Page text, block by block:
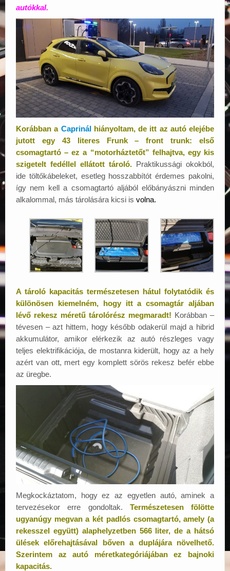
autókkal.
Korábban a Caprinál hiányoltam, de itt az autó elejébe
jutott egy 43 literes Frunk – front trunk: első
csomagtartó – ez a “motorháztetőt” felhajtva, egy kis
szigetelt fedéllel ellátott tároló. Praktikussági okokból,
ide töltőkábeleket, esetleg hosszabbítót érdemes pakolni,
így nem kell a csomagtartó aljából előbányászni minden
alkalommal, más tárolására kicsi is volna.
A tároló kapacitás természetesen hátul folytatódik és
különösen kiemelném, hogy itt a csomagtár aljában
lévő rekesz méretű tárolórész megmaradt! Korábban –
tévesen – azt hittem, hogy később odakerül majd a hibrid
akkumulátor, amikor elérkezik az autó részleges vagy
teljes elektrifikációja, de mostanra kiderült, hogy az a hely
azért van ott, mert egy komplett sörös rekesz befér ebbe
az üregbe.
Megkockáztatom, hogy ez az egyetlen autó, aminek a
tervezésekor erre gondoltak. Természetesen fölötte
ugyanúgy megvan a két padlós csomagtartó, amely (a
rekesszel együtt) alaphelyzetben 566 liter, de a hátsó
ülések előrehajtásával bőven a duplájára növelhető.
Szerintem az autó méretkategóriájában ez bajnoki
kapacitás.